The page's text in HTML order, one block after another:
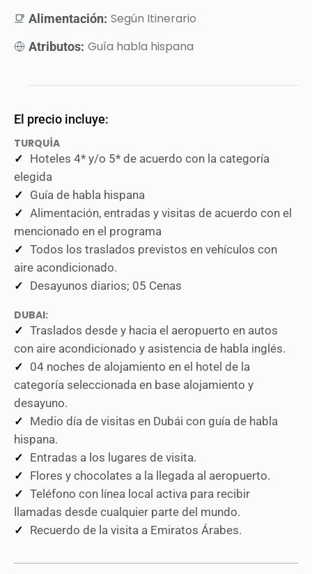
Alimentación: Según Itinerario
Atributos: Guía habla hispana
El precio incluye:
TURQUÍA
Hoteles 4* y/o 5* de acuerdo con la categoría
elegida
Guía de habla hispana
Alimentación, entradas y visitas de acuerdo con el
mencionado en el programa
Todos los traslados previstos en vehículos con
aire acondicionado.
Desayunos diarios; 05 Cenas
DUBAI:
Traslados desde y hacia el aeropuerto en autos
con aire acondicionado y asistencia de habla inglés.
04 noches de alojamiento en el hotel de la
categoría seleccionada en base alojamiento y
desayuno.
Medio día de visitas en Dubái con guía de habla
hispana.
Entradas a los lugares de visita.
Flores y chocolates a la llegada al aeropuerto.
Teléfono con línea local activa para recibir
llamadas desde cualquier parte del mundo.
Recuerdo de la visita a Emiratos Árabes.